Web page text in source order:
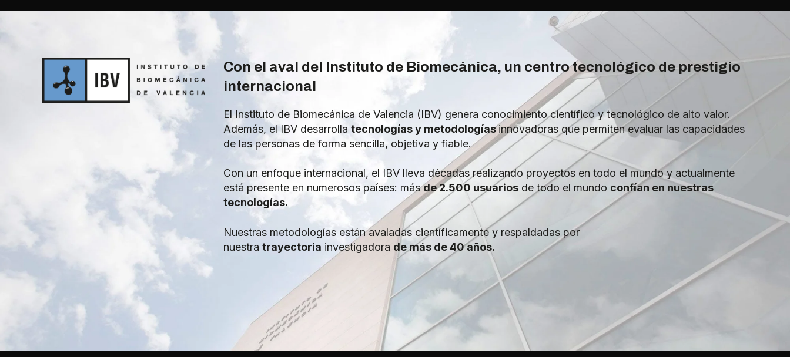
Con el aval del Instituto de Biomecánica, un centro tecnológico de prestigio
internacional
El Instituto de Biomecánica de Valencia (IBV) genera conocimiento científico y tecnológico de alto valor.
Además, el IBV desarrolla tecnologías y metodologíasinnovadoras que permiten evaluar las capacidades
de las personas de forma sencilla, objetiva y fiable.
Con un enfoque internacional, el IBV lleva décadas realizando proyectos en todo el mundo y actualmente
está presente en numerosos países: másde 2.500 usuariosde todo el mundo confían en nuestras
tecnologías.
Nuestras metodologías están avaladas científicamente y respaldadas por
nuestra trayectoria investigadora de más de 40 años.